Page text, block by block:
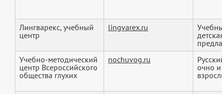
Лингварекс, учебный
центр
lingvarex.ru
Учебно-методический
центр Всероссийского
общества глухих
nochuvog.ru
очно